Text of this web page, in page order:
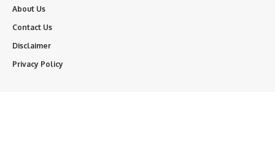
About Us
Contact Us
Disclaimer
Privacy Policy